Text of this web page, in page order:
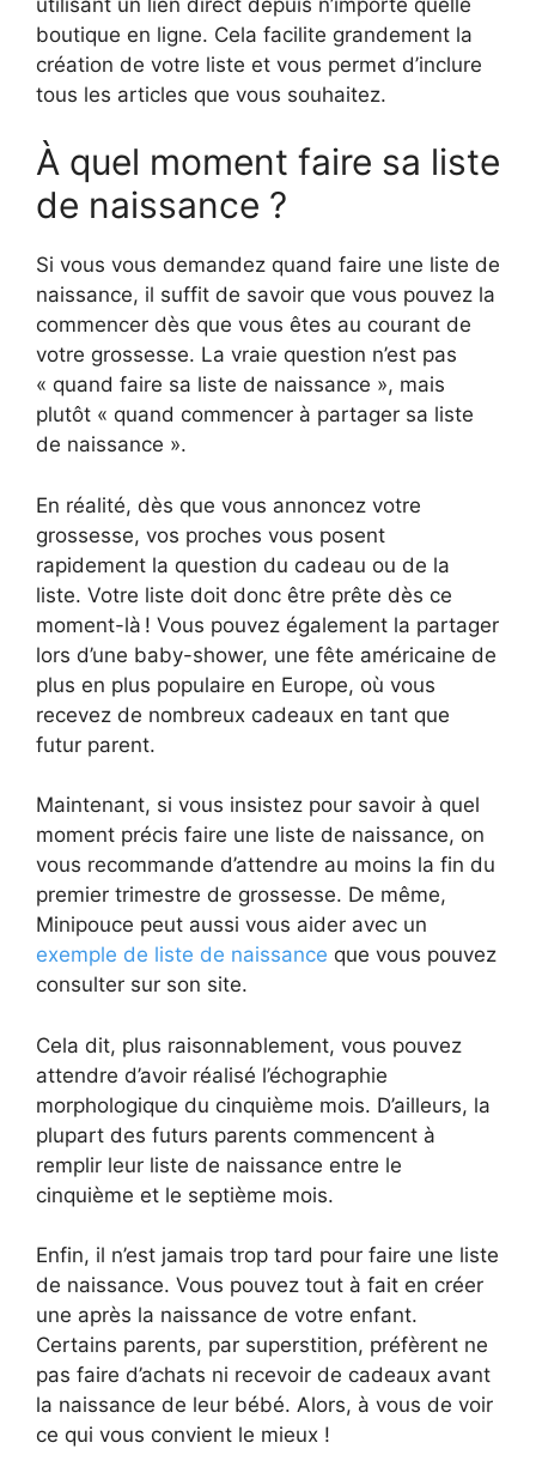
boutique en ligne. Cela facilite grandement la
création de votre liste et vous permet d’inclure
tous les articles que vous souhaitez.
À quel moment faire sa liste
de naissance ?
Si vous vous demandez quand faire une liste de
naissance, il suffit de savoir que vous pouvez la
commencer dès que vous êtes au courant de
votre grossesse. La vraie question n’est pas
« quand faire sa liste de naissance », mais
plutôt « quand commencer à partager sa liste
de naissance ».
En réalité, dès que vous annoncez votre
grossesse, vos proches vous posent
rapidement la question du cadeau ou de la
liste. Votre liste doit donc être prête dès ce
moment-là ! Vous pouvez également la partager
lors d’une baby-shower, une fête américaine de
plus en plus populaire en Europe, où vous
recevez de nombreux cadeaux en tant que
futur parent.
Maintenant, si vous insistez pour savoir à quel
moment précis faire une liste de naissance, on
vous recommande d’attendre au moins la fin du
premier trimestre de grossesse. De même,
Minipouce peut aussi vous aider avec un
exemple de liste de naissance que vous pouvez
consulter sur son site.
Cela dit, plus raisonnablement, vous pouvez
attendre d’avoir réalisé l’échographie
morphologique du cinquième mois. D’ailleurs, la
plupart des futurs parents commencent à
remplir leur liste de naissance entre le
cinquième et le septième mois.
Enfin, il n’est jamais trop tard pour faire une liste
de naissance. Vous pouvez tout à fait en créer
une après la naissance de votre enfant.
Certains parents, par superstition, préfèrent ne
pas faire d’achats ni recevoir de cadeaux avant
la naissance de leur bébé. Alors, à vous de voir
ce qui vous convient le mieux !